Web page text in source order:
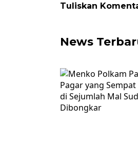
Tuliskan
News